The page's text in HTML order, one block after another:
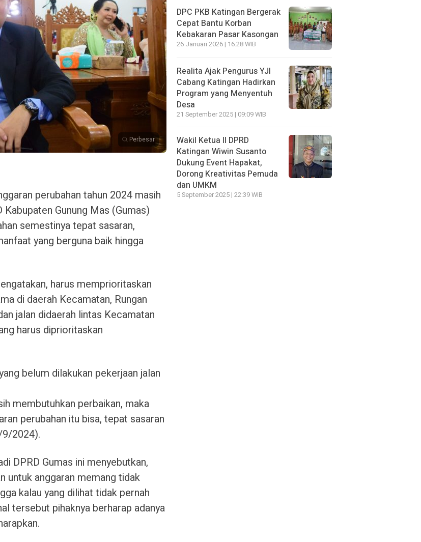
Perbesar
perubahan tahun 2024 masih
Kabupaten Gunung Mas (Gumas)
semestinya tepat sasaran,
yang berguna baik hingga
harus memprioritaskan
di daerah Kecamatan, Rungan
jalan didaerah lintas Kecamatan
harus diprioritaskan
belum dilakukan pekerjaan jalan
membutuhkan perbaikan, maka
perubahan itu bisa, tepat sasaran
9/2024).
DPRD Gumas ini menyebutkan,
untuk anggaran memang tidak
kalau yang dilihat tidak pernah
tersebut pihaknya berharap adanya
DPC PKB Katingan Bergerak
Cepat Bantu Korban
Kebakaran Pasar Kasongan
26 Januari 2026 | 16:28 WIB
Realita Ajak Pengurus YJI
Cabang Katingan Hadirkan
Program yang Menyentuh
Desa
21 September 2025 | 09:09 WIB
Wakil Ketua II DPRD
Katingan Wiwin Susanto
Dukung Event Hapakat,
Dorong Kreativitas Pemuda
dan UMKM
5 September 2025 | 22:39 WIB